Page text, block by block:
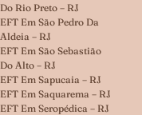
Do Rio Preto – RJ
EFT Em São Pedro Da
Aldeia – RJ
EFT Em São Sebastião
Do Alto – RJ
EFT Em Sapucaia – RJ
EFT Em Saquarema – RJ
EFT Em Seropédica – RJ